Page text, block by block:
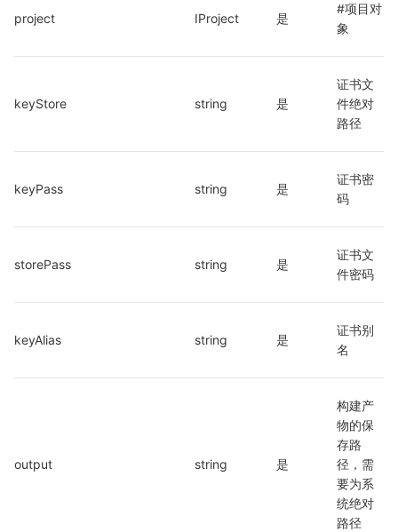
project IProject 是
#项目对
象
keyStore string 是
证书文
件绝对
路径
keyPass string 是
证书密
码
storePass string 是
证书文
件密码
keyAlias string 是
证书别
名
output string 是
构建产
物的保
存路
径，需
要为系
统绝对
路径